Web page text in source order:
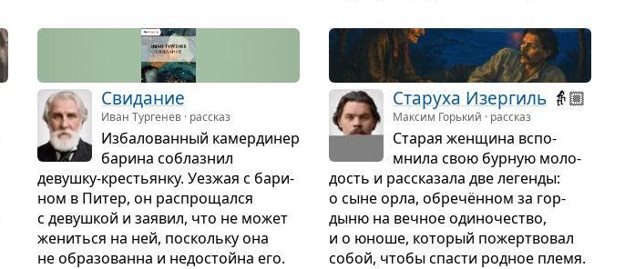
Сви­да­ние
Иван Тургенев · рассказ
Изба­ло­ван­ный камер­ди­нер
барина соблаз­нил
девушку-кре­стьянку. Уез­жая с бари­
ном в Питер, он рас­про­щался
с девуш­кой и заявил, что не может
жениться на ней, поскольку она
не обра­зо­ванна и недо­стойна его.
Ста­руха Изер­гиль 👵🏼
Максим Горький · рассказ
Ста­рая жен­щина вспо­
мнила свою бур­ную моло­
дость и рас­ска­зала две легенды:
о сыне орла, обречён­ном за гор­
дыню на веч­ное оди­но­че­ство,
и о юноше, кото­рый пожерт­во­вал
собой, чтобы спа­сти род­ное племя.